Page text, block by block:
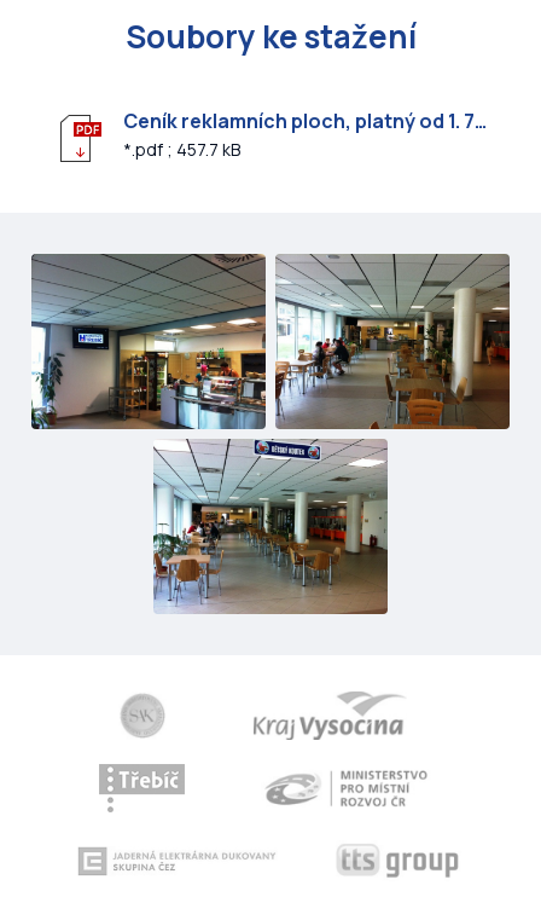
Soubory ke stažení
Ceník reklamních ploch, platný od 1. 7. 2026
*.pdf ; 457.7 kB